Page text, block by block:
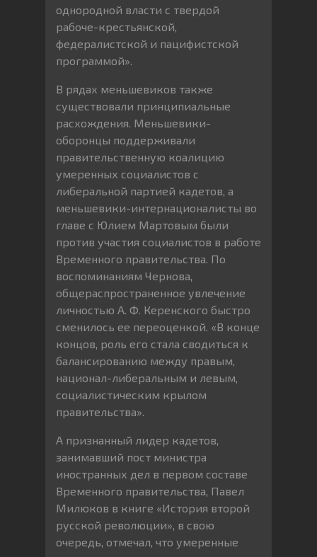
однородной власти с твердой
рабоче-крестьянской,
федералистской и пацифистской
программой».
В рядах меньшевиков также
существовали принципиальные
расхождения. Меньшевики-
оборонцы поддерживали
правительственную коалицию
умеренных социалистов с
либеральной партией кадетов, а
меньшевики-интернационалисты во
главе с Юлием Мартовым были
против участия социалистов в работе
Временного правительства. По
воспоминаниям Чернова,
общераспространенное увлечение
личностью А. Ф. Керенского быстро
сменилось ее переоценкой. «В конце
концов, роль его стала сводиться к
балансированию между правым,
национал-либеральным и левым,
социалистическим крылом
правительства».
А признанный лидер кадетов,
занимавший пост министра
иностранных дел в первом составе
Временного правительства, Павел
Милюков в книге «История второй
русской революции», в свою
очередь, отмечал, что умеренные